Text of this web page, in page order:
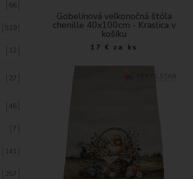
Gobelínová veľkonočná štóla
chenille 40x100cm - Kraslica v
košíku
17 € za ks
66
519
12
27
46
7
141
257